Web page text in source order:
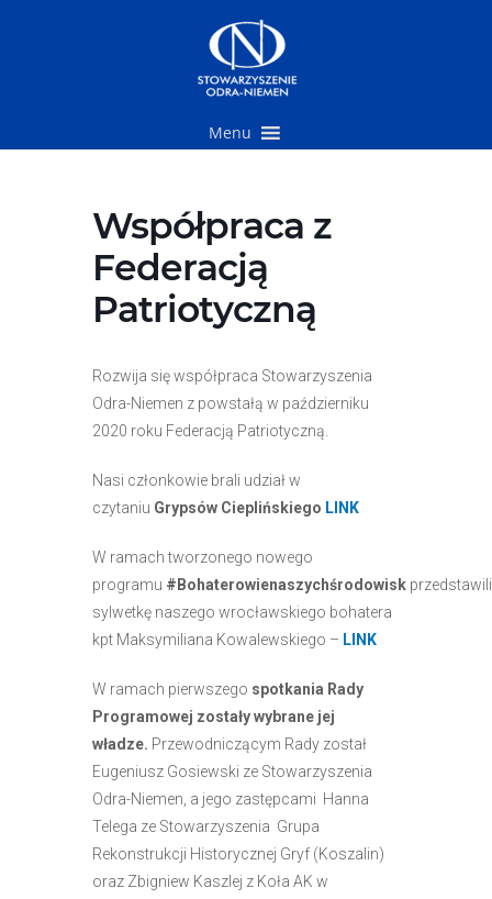
Menu
Współpraca z
Federacją
Patriotyczną
Rozwija się współpraca Stowarzyszenia
Odra-Niemen z powstałą w październiku
2020 roku Federacją Patriotyczną.
Nasi członkowie brali udział w
czytaniu Grypsów Cieplińskiego LINK
W ramach tworzonego nowego
programu #Bohaterowienaszychśrodowisk
sylwetkę naszego wrocławskiego bohatera
kpt Maksymiliana Kowalewskiego – LINK
W ramach pierwszego spotkania Rady
Programowej zostały wybrane jej
władze. Przewodniczącym Rady został
Eugeniusz Gosiewski ze Stowarzyszenia
Odra-Niemen, a jego zastępcami Hanna
Telega ze Stowarzyszenia Grupa
Rekonstrukcji Historycznej Gryf (Koszalin)
oraz Zbigniew Kaszlej z Koła AK w